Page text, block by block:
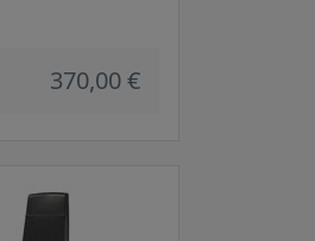
370,00 €